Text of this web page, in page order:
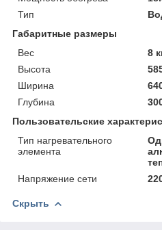
Тип
Габаритные размеры
Вес
8
Высота
Ширина
Глубина
Пользовательские
Тип нагревательного
элемента
Напряжение сети
Скрыть